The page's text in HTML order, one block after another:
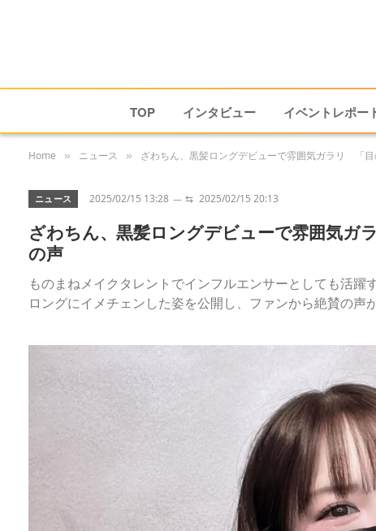
TOP インタビュー イベントレポー
Home » ニュース » ざわちん、黒髪ロングデビューで雰囲気ガラリ 「
ニュース 2025/02/15 13:28 ⇆ 2025/02/15 20:13
ざわちん、黒髪ロングデビューで雰囲気
の声
ものまねメイクタレントでインフルエンサーとしても活
ロングにイメチェンした姿を公開し、ファンから絶賛の声